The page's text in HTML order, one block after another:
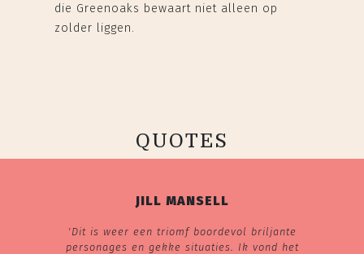
die Greenoaks bewaart niet alleen op
zolder liggen.
QUOTES
JILL MANSELL
'Dit is weer een triomf boordevol briljante
personages en gekke situaties. Ik vond het